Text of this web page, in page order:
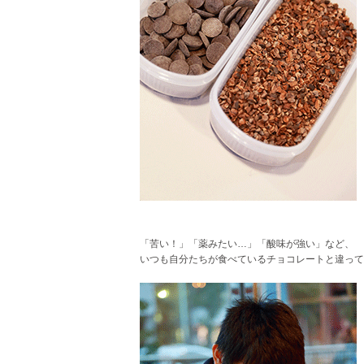
「苦い！」「薬みたい…」「酸味が強い」など、
いつも自分たちが食べているチョコレートと違って